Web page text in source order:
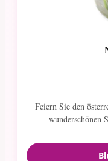
Feiern Sie den
wunderschönen